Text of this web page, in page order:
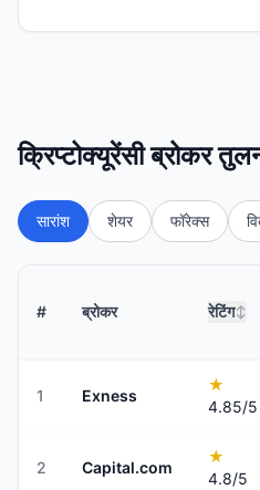
क्रिप्टोक्यूरेंसी ब्रोकर
सारांश शेयर फॉरेक्स
# ब्रोकर रेटिंग↕
1 Exness
★
4.85/5
2 Capital.com
★
4.8/5